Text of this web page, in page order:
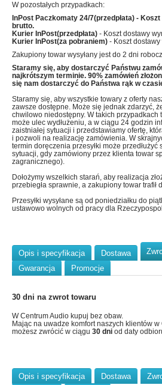
W pozostałych przypadkach:
InPost Paczkomaty 24/7(przedpłata) - Koszt
brutto.
Kurier InPost(przedpłata) - Koszt dostawy
Kurier InPost(za pobraniem) - Koszt dostawy
Zakupiony towar wysyłany jest do 2 dni
Staramy się, aby dostarczyć Państwu
najkrótszym terminie. 90% zamówień
się nam dostarczyć do Państwa rąk w
Staramy się, aby wszystkie towary z oferty
zawsze dostępne. Może się jednak zdarzyć,
chwilowo niedostępny. W takich przypadkach
może ulec wydłużeniu, a w ciągu 24 godzin
zaistniałej sytuacji i przedstawiamy ofertę,
i pozwoli na realizację zamówienia. W
termin doręczenia przesyłki może
sytuacji, gdy zamówiony przez klienta towar
zagranicznego).
Dołożymy wszelkich starań, aby realizacja
przebiegła sprawnie, a zakupiony towar trafił
Przesyłki wysyłane są od poniedziałku do
ustawowo wolnych od pracy dla
Opis i specyfikacja Dostawa
Gwarancja
Promocje
30 dni na zwrot towaru
W Centrum Audio kupuj bez obaw.
Mając na uwadze komfort naszych klientów
możesz zwrócić w ciągu 30 dni od daty
Opis i specyfikacja Dostawa